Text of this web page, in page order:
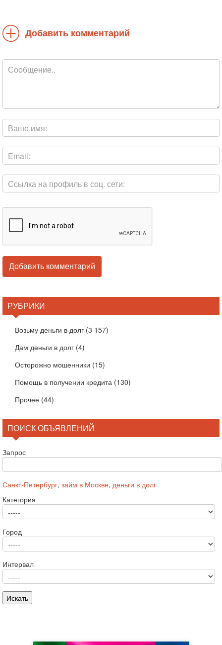
Добавить комментарий
РУБРИКИ
Возьму деньги в долг (3 157)
Дам деньги в долг (4)
Осторожно мошенники (15)
Помощь в получении кредита (130)
Прочее (44)
ПОИСК ОБЪЯВЛЕНИЙ
Запрос
Санкт-Петербург, займ в Москве, деньги в долг
Категория
Город
Интервал